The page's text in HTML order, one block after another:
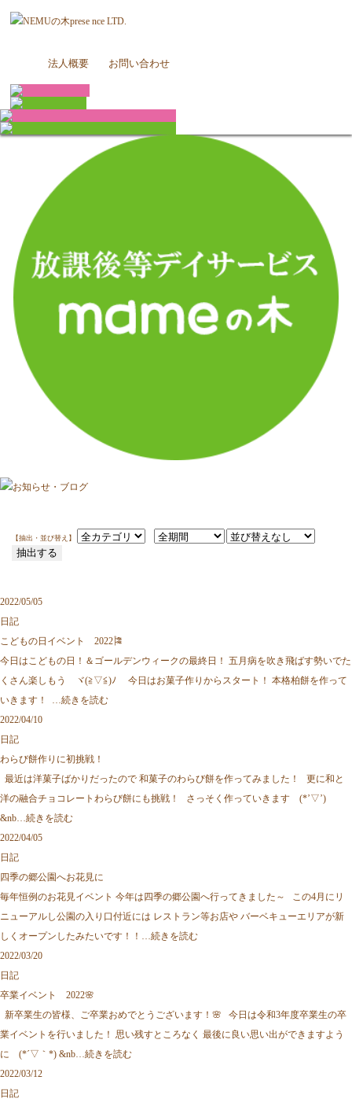
法人概要 お問い合わせ
【抽出・並び替え】
2022/05/05
日記
こどもの日イベント 2022🎏
今日はこどもの日！＆ゴールデンウィークの最終日！ 五月病を吹き飛ばす勢いでた
くさん楽しもう ヾ(≧▽≦)ﾉ 今日はお菓子作りからスタート！ 本格柏餅を作って
いきます！ …続きを読む
2022/04/10
日記
わらび餅作りに初挑戦！
最近は洋菓子ばかりだったので 和菓子のわらび餅を作ってみました！ 更に和と
洋の融合チョコレートわらび餅にも挑戦！ さっそく作っていきます (*’▽’)
&nb…続きを読む
2022/04/05
日記
四季の郷公園へお花見に
毎年恒例のお花見イベント 今年は四季の郷公園へ行ってきました～ この4月にリ
ニューアルし公園の入り口付近には レストラン等お店や バーベキューエリアが新
しくオープンしたみたいです！！…続きを読む
2022/03/20
日記
卒業イベント 2022🌸
新卒業生の皆様、ご卒業おめでとうございます！🌸 今日は令和3年度卒業生の卒
業イベントを行いました！ 思い残すところなく 最後に良い思い出ができますよう
に (*´▽｀*) &nb…続きを読む
2022/03/12
日記